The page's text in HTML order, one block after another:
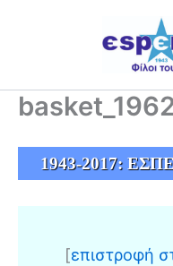
1943-2017:
[επιστροφή